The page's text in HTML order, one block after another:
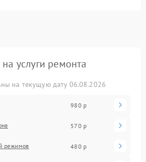
услуги ремонта
на текущую дату 06.08.2026
980 р
570 р
режимов 480 р